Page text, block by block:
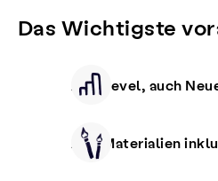
Das Wichtigste
Alle Level, auch
Alle Materialien